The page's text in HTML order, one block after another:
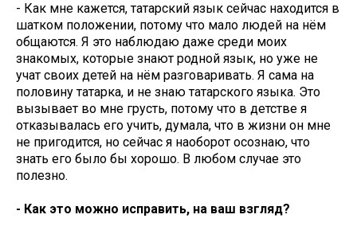
- Как мне кажется, татарский язык сейчас находится в
шатком положении, потому что мало людей на нём
общаются. Я это наблюдаю даже среди моих
знакомых, которые знают родной язык, но уже не
учат своих детей на нём разговаривать. Я сама на
половину татарка, и не знаю татарского языка. Это
вызывает во мне грусть, потому что в детстве я
отказывалась его учить, думала, что в жизни он мне
не пригодится, но сейчас я наоборот осознаю, что
знать его было бы хорошо. В любом случае это
полезно.
- Как это можно исправить, на ваш взгляд?